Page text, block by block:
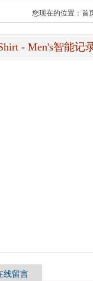
您现在的位置： 首
- Men's智能记
线留言